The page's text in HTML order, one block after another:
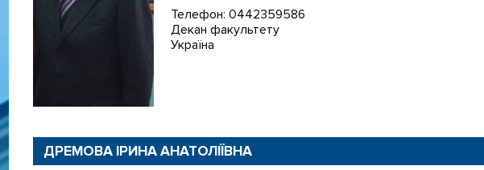
Телефон: 0442359586
Декан факультету
Україна
ДРЕМОВА ІРИНА АНАТОЛІЇВНА